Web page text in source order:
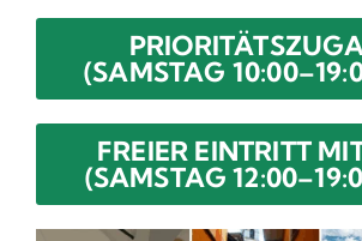
(SAMSTAG
FREIER EINTRITT
(SAMSTAG